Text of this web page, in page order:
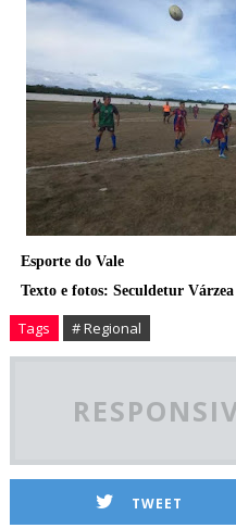
Esporte do Vale
Texto e fotos: Seculdetur
Tags # Regional
TWEET